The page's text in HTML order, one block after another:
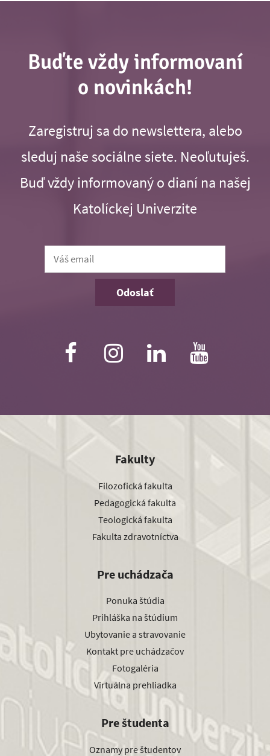
Buďte vždy informovaní
o novinkách!
Zaregistruj sa do newslettera, alebo
sleduj naše sociálne siete. Neoľutuješ.
Buď vždy informovaný o dianí na našej
Katolíckej Univerzite
Odoslať
Fakulty
Filozofická fakulta
Pedagogická fakulta
Teologická fakulta
Fakulta zdravotníctva
Pre uchádzača
Ponuka štúdia
Prihláška na štúdium
Ubytovanie a stravovanie
Kontakt pre uchádzačov
Fotogaléria
Virtuálna prehliadka
Pre študenta
Oznamy pre študentov